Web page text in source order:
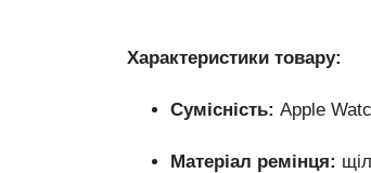
Характеристики товару:
Сумісність: Apple
Матеріал ремінця: